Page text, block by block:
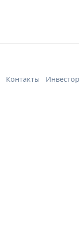
Контакты